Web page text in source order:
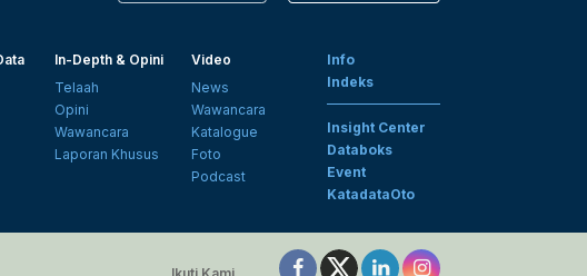
In-Depth & Opini
Telaah
Opini
Wawancara
Laporan Khusus
Video
News
Wawancara
Katalogue
Foto
Podcast
Info
Indeks
Insight Center
Databoks
Event
KatadataOto